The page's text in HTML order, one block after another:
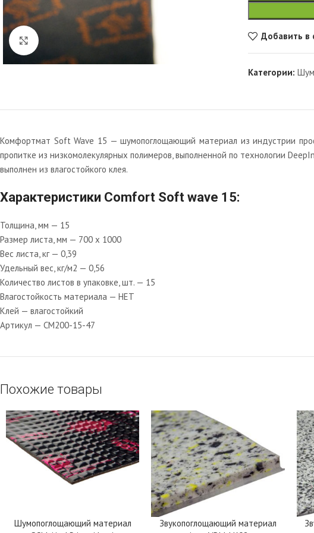
Добавить в
Категории:
Комфортмат Soft Wave 15 — шумопоглощающий материал из индустрии
пропитке из низкомолекулярных полимеров, выполненной по технологии
выполнен из влагостойкого клея.
Характеристики Comfort Soft wave 15:
Толщина, мм — 15
Размер листа, мм — 700 х 1000
Вес листа, кг — 0,39
Удельный вес, кг/м2 — 0,56
Количество листов в упаковке, шт. — 15
Влагостойкость материала — НЕТ
Клей — влагостойкий
Артикул — CM200-15-47
Похожие товары
Шумопоглощающий материал
Звукопоглощающий материал